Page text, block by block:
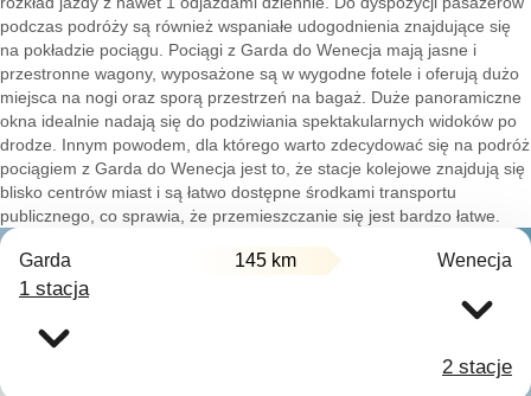
podczas podróży są również wspaniałe udogodnienia znajdujące się
na pokładzie pociągu. Pociągi z Garda do Wenecja mają jasne i
przestronne wagony, wyposażone są w wygodne fotele i oferują dużo
miejsca na nogi oraz sporą przestrzeń na bagaż. Duże panoramiczne
okna idealnie nadają się do podziwiania spektakularnych widoków po
drodze. Innym powodem, dla którego warto zdecydować się na podróż
pociągiem z Garda do Wenecja jest to, że stacje kolejowe znajdują się
blisko centrów miast i są łatwo dostępne środkami transportu
publicznego, co sprawia, że przemieszczanie się jest bardzo łatwe.
Garda 145 km Wenecja
1 stacja
2 stacje